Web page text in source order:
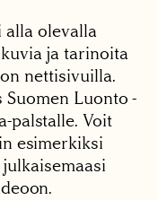
alla olevalla
ja tarinoita
nettisivuilla.
Luonto -
palstalle. Voit
esimerkiksi